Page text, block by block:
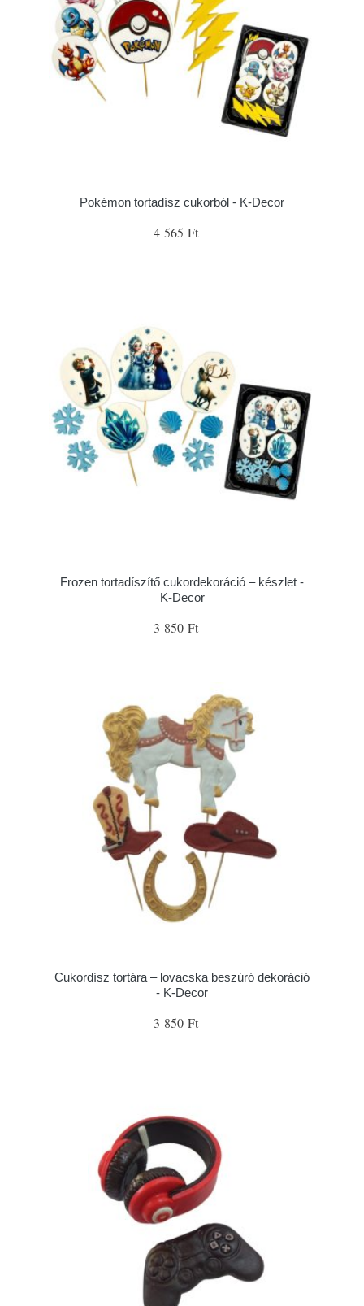
Pokémon tortadísz cukorból - K-Decor
4 565 Ft
Frozen tortadíszítő cukordekoráció – készlet -
K-Decor
3 850 Ft
Cukordísz tortára – lovacska beszúró dekoráció
- K-Decor
3 850 Ft